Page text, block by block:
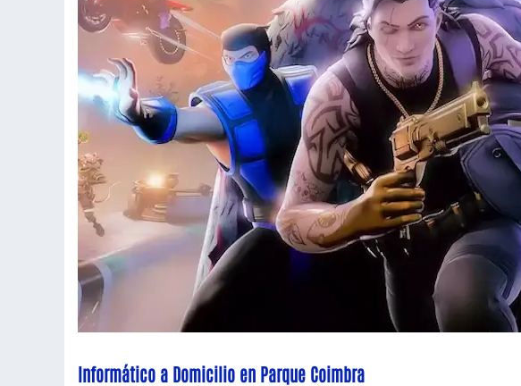
Informático a Domicilio en Parque Coimbra